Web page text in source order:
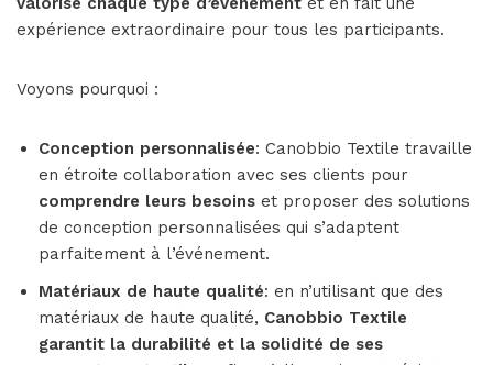
expérience extraordinaire pour tous les participants.
Voyons pourquoi :
Conception personnalisée: Canobbio Textile travaille
en étroite collaboration avec ses clients pour
comprendre leurs besoins et proposer des solutions
de conception personnalisées qui s’adaptent
parfaitement à l’événement.
Matériaux de haute qualité: en n’utilisant que des
matériaux de haute qualité, Canobbio Textile
garantit la durabilité et la solidité de ses